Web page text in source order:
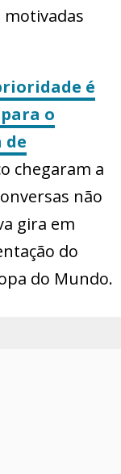
é
o
de
chegaram a
não
gira em
do
do Mundo.